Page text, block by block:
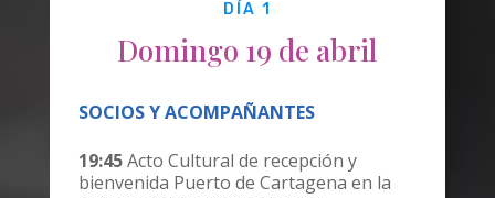
DÍA 1
Domingo 19 de abril
SOCIOS Y ACOMPAÑANTES
19:45Acto Cultural de recepción y
bienvenida Puerto de Cartagena en la